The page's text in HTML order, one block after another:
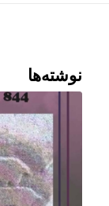
نوشته‌ها